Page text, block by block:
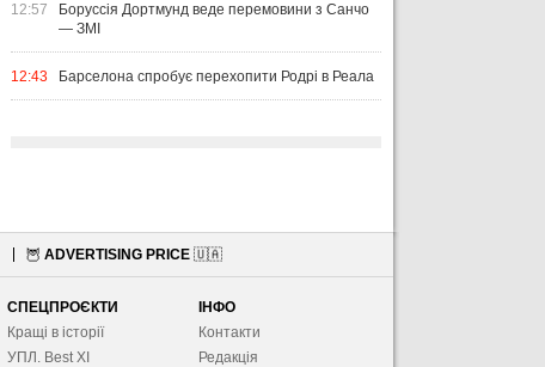
12:57
Боруссія Дортмунд веде перемовини з Санчо
— ЗМІ
12:43 Барселона спробує перехопити Родрі в Реала
🦉 ADVERTISING PRICE 🇺🇦
СПЕЦПРОЄКТИ
Кращі в історії
УПЛ. Best XІ
ІНФО
Контакти
Редакція